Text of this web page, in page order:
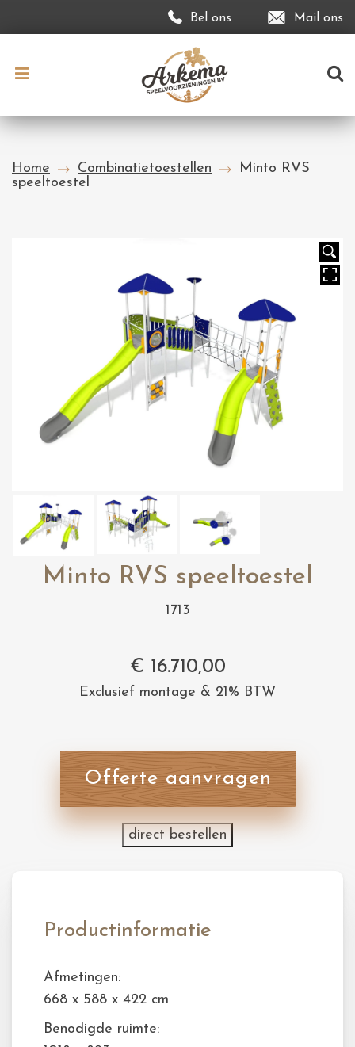
Bel ons Mail ons
Home Combinatietoestellen
Minto RVS
speeltoestel
Minto RVS speeltoestel
1713
€ 16.710,00
Exclusief montage & 21% BTW
Offerte aanvragen
direct bestellen
Productinformatie
Afmetingen:
668 x 588 x 422 cm
Benodigde ruimte: